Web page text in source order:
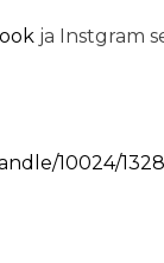
ja Instgram
10024/